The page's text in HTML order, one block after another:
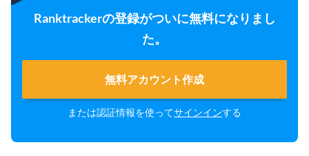
Ranktrackerの登録がついに無料になりまし
た。
無料アカウント作成
または認証情報を使ってサインインする